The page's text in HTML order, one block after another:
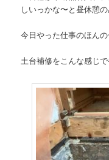
しいっかな〜と昼休憩
今日やった仕事のほんの
土台補修をこんな感じ